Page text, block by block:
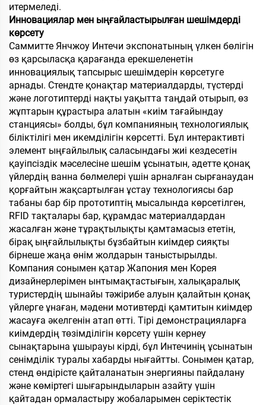
итермеледі.
Инновациялар мен ыңғайластырылған шешімдерді
көрсету
Саммитте Янчжоу Интечи экспонатының үлкен бөлігін
өз қарсыласқа қарағанда ерекшеленетін
инновациялық тапсырыс шешімдерін көрсетуге
арнады. Стендте қонақтар материалдарды, түстерді
және логотиптерді нақты уақытта таңдай отырып, өз
жұптарын құрастыра алатын «киім тағайындау
станциясы» болды, бұл компанияның технологиялық
біліктілігі мен икемділігін көрсетті. Бұл интерактивті
элемент ыңғайлылық саласындағы жиі кездесетін
қауіпсіздік мәселесіне шешім ұсынатын, әдетте қонақ
үйлердің ванна бөлмелері үшін арналған сырғанаудан
қорғайтын жақсартылған ұстау технологиясы бар
табаны бар бір прототиптің мысалында көрсетілген,
RFID тақталары бар, құрамдас материалдардан
жасалған және тұрақтылықты қамтамасыз ететін,
бірақ ыңғайлылықты бұзбайтын киімдер сияқты
бірнеше жаңа өнім жолдарын таныстырылды.
Компания сонымен қатар Жапония мен Корея
дизайнерлерімен ынтымақтастығын, халықаралық
туристердің шынайы тәжірибе алуын қалайтын қонақ
үйлерге ұнаған, мәдени мотивтерді қамтитын киімдер
жасауға әкелгенін атап өтті. Тірі демонстрацияларға
киімдердің төзімділігін көрсету үшін кернеу
сынақтарына ұшырауы кірді, бұл Интечинің ұсынатын
сенімділік туралы хабарды нығайтты. Сонымен қатар,
стенд өндірісте қайталанатын энергияны пайдалану
және көміртегі шығарындыларын азайту үшін
қайтадан ормаластыру жобаларымен серіктестік